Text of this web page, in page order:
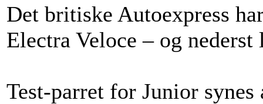
Det britiske Autoexpress
Electra Veloce – og
Test-parret for Junior